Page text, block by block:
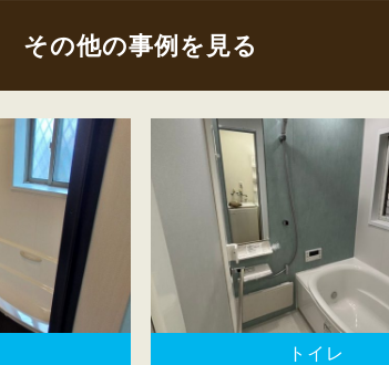
その他の事例を見る
トイレ